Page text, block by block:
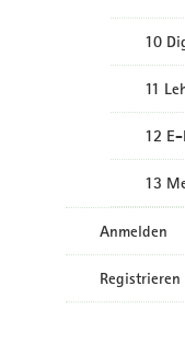
10
11
12
13
Anmelden
Registrieren